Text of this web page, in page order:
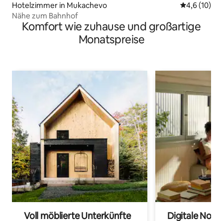
Hotelzimmer in Mukachevo
4,6 (10)
Nähe zum Bahnhof
Komfort wie zuhause und großartige
Monatspreise
Voll möblierte Unterkünfte Digitale